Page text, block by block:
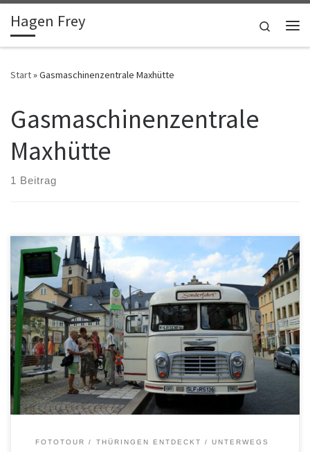
Zum Inhalt springen
Hagen Frey
Search
Start»Gasmaschinenzentrale Maxhütte
Gasmaschinenzentrale
Maxhütte
1 Beitrag
FOTOTOUR THÜRINGEN ENTDECKT UNTERWEGS